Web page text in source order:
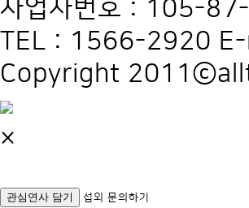
사업자번호 : 105-
TEL : 1566-2920
Copyright
×
관심연사 담기 섭외 문의하기